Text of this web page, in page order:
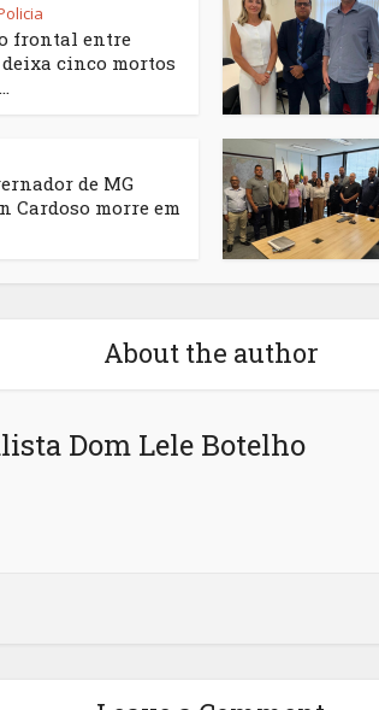
frontal entre
cinco mortos
de MG
Cardoso morre em
About the author
Dom Lele Botelho